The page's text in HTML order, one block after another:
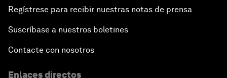
Regístrese para recibir nuestras notas de prensa
Suscríbase a nuestros boletines
Contacte con nosotros
Enlaces directos